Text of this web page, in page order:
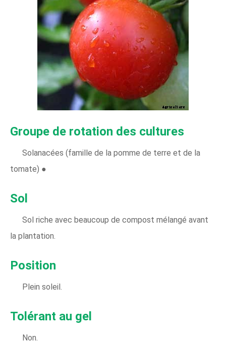
Groupe de rotation des cultures
Solanacées (famille de la pomme de terre et de la
tomate) ●
Sol
Sol riche avec beaucoup de compost mélangé avant
la plantation.
Position
Plein soleil.
Tolérant au gel
Non.